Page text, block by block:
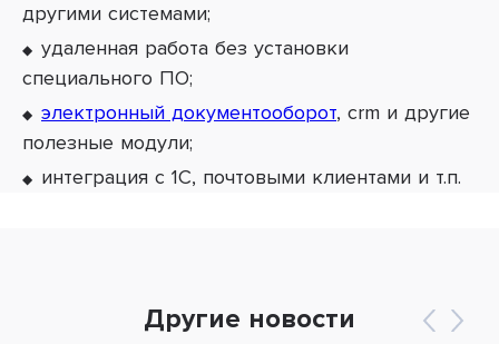
другими системами;
удаленная работа без установки
специального ПО;
электронный документооборот, crm и другие
полезные модули;
интеграция с 1С, почтовыми клиентами и т.п.
Другие новости